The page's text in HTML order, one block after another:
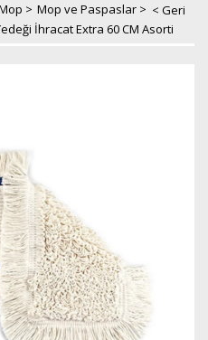
> Mop ve Paspaslar >
İhracat Extra 60 CM Asorti